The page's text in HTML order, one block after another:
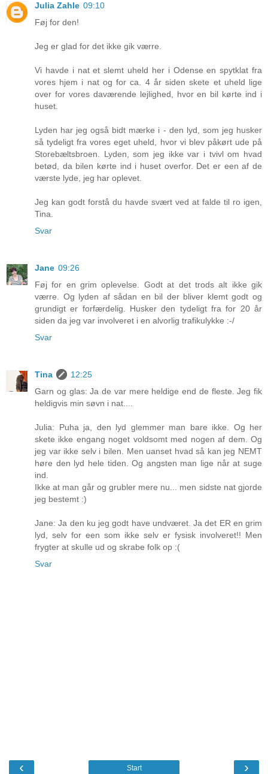
Julia Zahle 09:10
Føj for den!
Jeg er glad for det ikke gik værre.
Vi havde i nat et slemt uheld her i Odense en spytklat fra
vores hjem i nat og for ca. 4 år siden skete et uheld lige
over for vores daværende lejlighed, hvor en bil kørte ind i
huset.
Lyden har jeg også bidt mærke i - den lyd, som jeg husker
så tydeligt fra vores eget uheld, hvor vi blev påkørt ude på
Storebæltsbroen. Lyden, som jeg ikke var i tvivl om hvad
betød, da bilen kørte ind i huset overfor. Det er een af de
værste lyde, jeg har oplevet.
Jeg kan godt forstå du havde svært ved at falde til ro igen,
Tina.
Svar
Jane 09:26
Føj for en grim oplevelse. Godt at det trods alt ikke gik
værre. Og lyden af sådan en bil der bliver klemt godt og
grundigt er forfærdelig. Husker den tydeligt fra for 20 år
siden da jeg var involveret i en alvorlig trafikulykke :-/
Svar
Tina
12:25
Garn og glas: Ja de var mere heldige end de fleste. Jeg fik
heldigvis min søvn i nat....
Julia: Puha ja, den lyd glemmer man bare ikke. Og her
skete ikke engang noget voldsomt med nogen af dem. Og
jeg var ikke selv i bilen. Men uanset hvad så kan jeg NEMT
høre den lyd hele tiden. Og angsten man lige når at suge
ind.
Ikke at man går og grubler mere nu... men sidste nat gjorde
jeg bestemt :)
Jane: Ja den ku jeg godt have undværet. Ja det ER en grim
lyd, selv for een som ikke selv er fysisk involveret!! Men
frygter at skulle ud og skrabe folk op :(
Svar
‹ ›
Start